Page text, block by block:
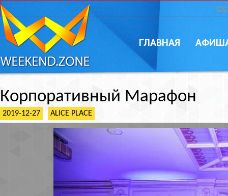
ГЛАВНАЯ
Корпоративный Марафон
2019-12-27 ALICE PLACE